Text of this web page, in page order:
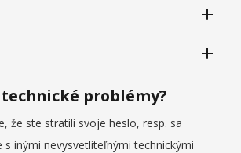
problémy?
že ste stratili svoje heslo, resp. sa
s inými nevysvetliteľnými technickými